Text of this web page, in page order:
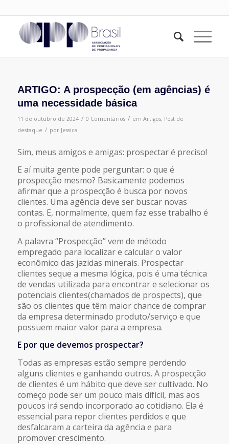
ARTIGO: A prospecção (em agências) é
uma necessidade básica
11 de outubro de 2024 / 0 Comentários / em Artigos, Post de
destaque / por Jessica
Sim, meus amigos e amigas: prospectar é preciso!
E aí muita gente pode perguntar: o que é
prospecção mesmo? Basicamente podemos
afirmar que a prospecção é busca por novos
clientes. Uma agência deve ser buscar novas
contas. E, normalmente, quem faz esse trabalho é
o profissional de atendimento.
A palavra “Prospecção” vem de método
empregado para localizar e calcular o valor
econômico das jazidas minerais. Prospectar
clientes seque a mesma lógica, pois é uma técnica
de vendas utilizada para encontrar e selecionar os
potenciais clientes(chamados de prospects), que
são os clientes que têm maior chance de comprar
da empresa determinado produto/serviço e que
possuem maior valor para a empresa.
E por que devemos prospectar?
Todas as empresas estão sempre perdendo
alguns clientes e ganhando outros. A prospecção
de clientes é um hábito que deve ser cultivado. No
começo pode ser um pouco mais difícil, mas aos
poucos irá sendo incorporado ao cotidiano. Ela é
essencial para repor clientes perdidos e que
desfalcaram a carteira da agência e para
promover crescimento.